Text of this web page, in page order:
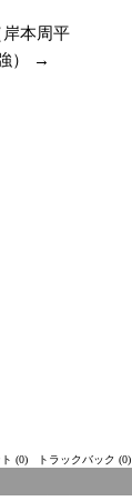
本周平
） →
(0) トラックバック (0)